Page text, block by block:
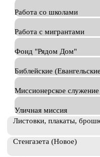
Работа со школами
Работа с мигрантами
Фонд "Рядом Дом"
Библейские
Миссионерское
Уличная миссия
Листовки, плакаты,
Стенгазета (Новое)